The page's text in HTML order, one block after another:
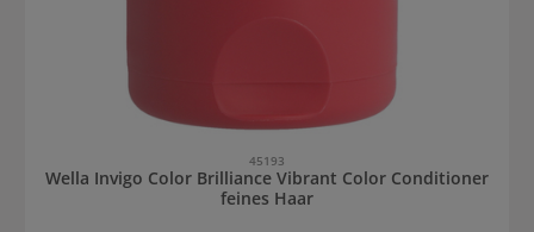
45193
Wella Invigo Color Brilliance Vibrant Color Conditioner
feines Haar